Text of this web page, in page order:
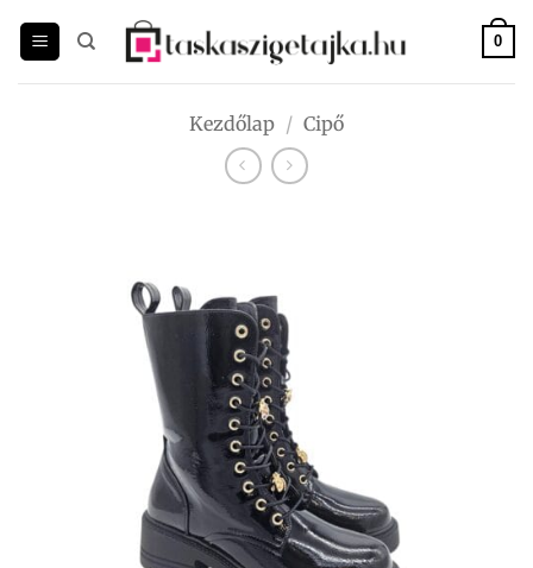
0
Kezdőlap / Cipő